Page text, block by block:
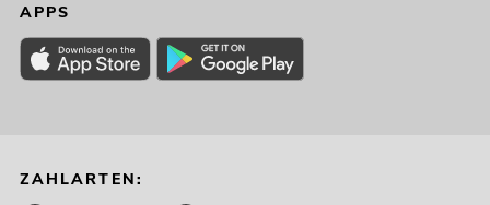
APPS
ZAHLARTEN: